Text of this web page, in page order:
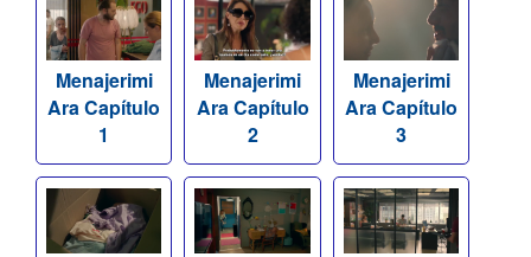
Menajerimi
Ara Capítulo
1
Menajerimi
Ara Capítulo
2
Menajerimi
Ara Capítulo
3